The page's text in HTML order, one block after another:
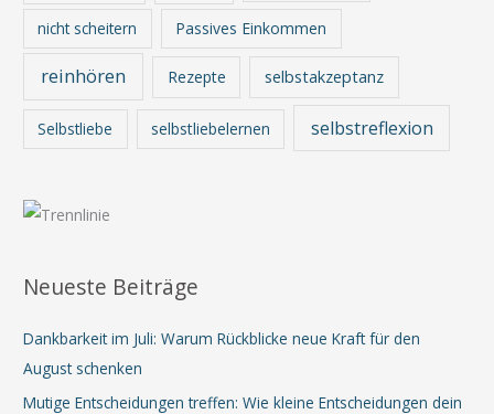
nicht scheitern Passives Einkommen
reinhören Rezepte selbstakzeptanz
Selbstliebe selbstliebelernen selbstreflexion
Neueste Beiträge
Dankbarkeit im Juli: Warum Rückblicke neue Kraft für den
August schenken
Mutige Entscheidungen treffen: Wie kleine Entscheidungen dein